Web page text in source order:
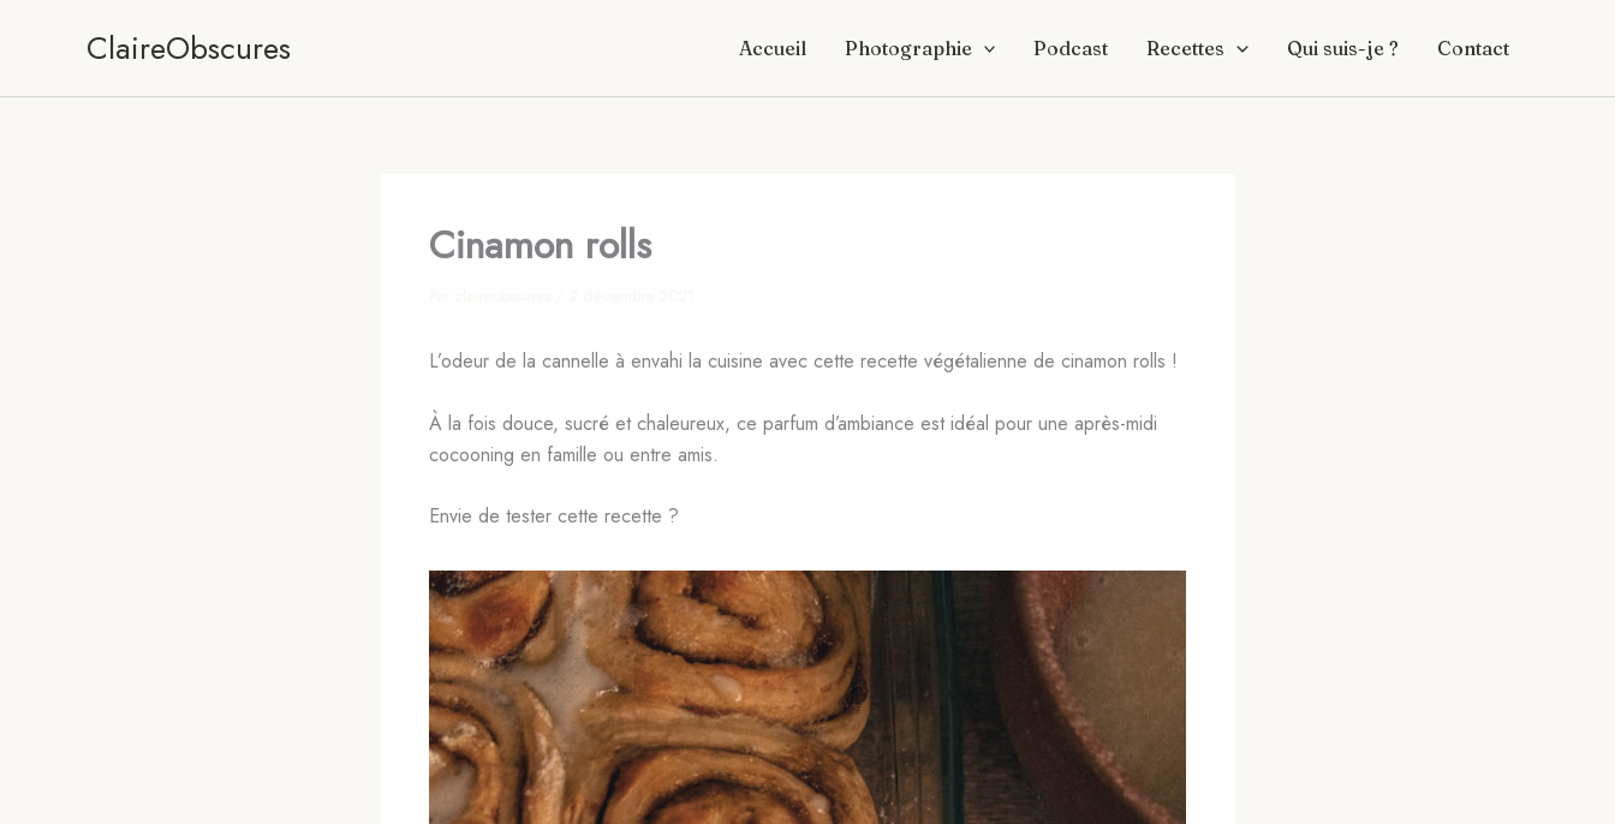
ClaireObscures Accueil Photographie Podcast Recettes Qui suis-je ? Contact
Cinamon rolls
L’odeur de la cannelle à envahi la cuisine avec cette recette végétalienne de cinamon rolls !
À la fois douce, sucré et chaleureux, ce parfum d’ambiance est idéal pour une après-midi
cocooning en famille ou entre amis.
Envie de tester cette recette ?